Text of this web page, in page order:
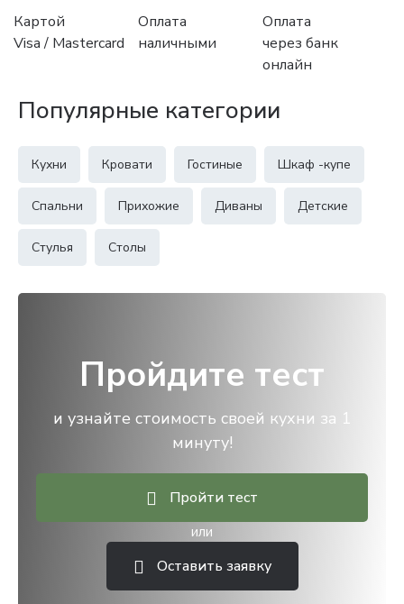
Картой
Visa / Mastercard
Оплата
наличными
Оплата
через банк
онлайн
Популярные категории
Кухни Кровати Гостиные Шкаф -купе
Спальни Прихожие Диваны Детские
Стулья Столы
Пройдите тест
и узнайте стоимость своей кухни за 1
минуту!
Пройти тест
или
Оставить заявку